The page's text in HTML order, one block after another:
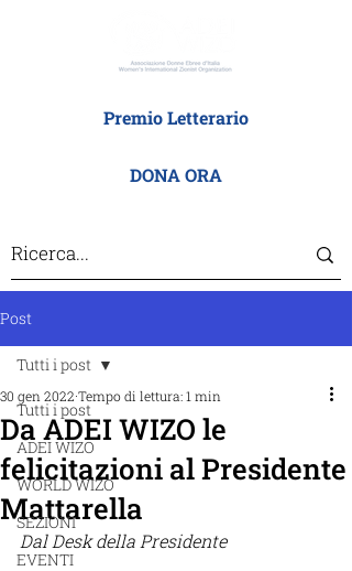
Premio Letterario
DONA ORA
Post
Tutti i post
ADEI WIZO
WORLD WIZO
SEZIONI
EVENTI
Tutti i post
Da ADEI WIZO le
felicitazioni al Presidente
Mattarella
30 gen 2022 Tempo di lettura: 1 min
Dal Desk della Presidente